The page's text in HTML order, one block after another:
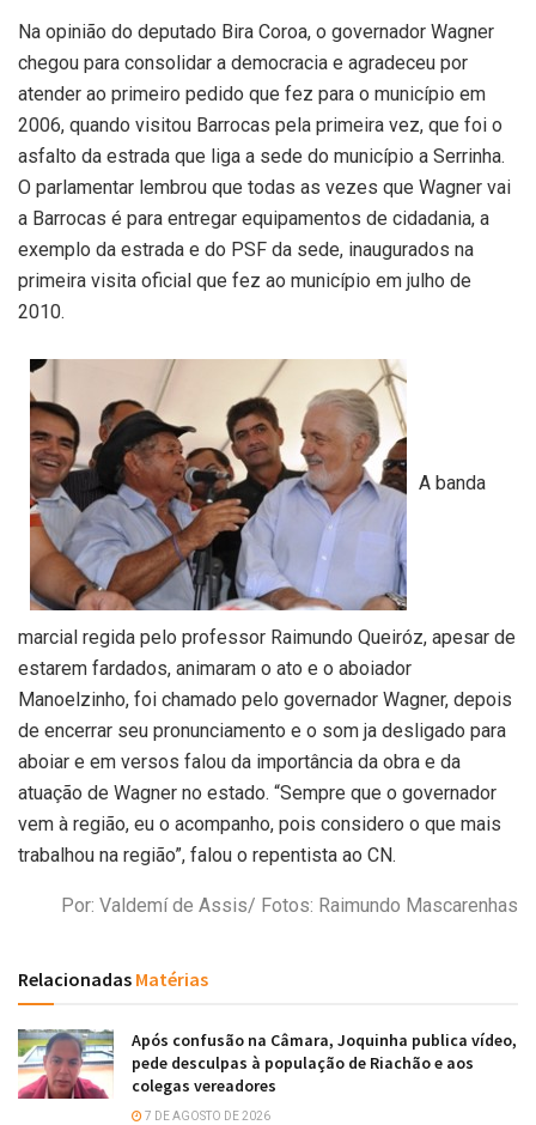
Na opinião do deputado Bira Coroa, o governador Wagner
chegou para consolidar a democracia e agradeceu por
atender ao primeiro pedido que fez para o município em
2006, quando visitou Barrocas pela primeira vez, que foi o
asfalto da estrada que liga a sede do município a Serrinha.
O parlamentar lembrou que todas as vezes que Wagner vai
a Barrocas é para entregar equipamentos de cidadania, a
exemplo da estrada e do PSF da sede, inaugurados na
primeira visita oficial que fez ao município em julho de
2010.
A banda
marcial regida pelo professor Raimundo Queiróz, apesar de
estarem fardados, animaram o ato e o aboiador
Manoelzinho, foi chamado pelo governador Wagner, depois
de encerrar seu pronunciamento e o som ja desligado para
aboiar e em versos falou da importância da obra e da
atuação de Wagner no estado. “Sempre que o governador
vem à região, eu o acompanho, pois considero o que mais
trabalhou na região”, falou o repentista ao CN.
Por: Valdemí de Assis/ Fotos: Raimundo Mascarenhas
Relacionadas Matérias
Após confusão na Câmara, Joquinha publica vídeo,
pede desculpas à população de Riachão e aos
colegas vereadores
7 DE AGOSTO DE 2026